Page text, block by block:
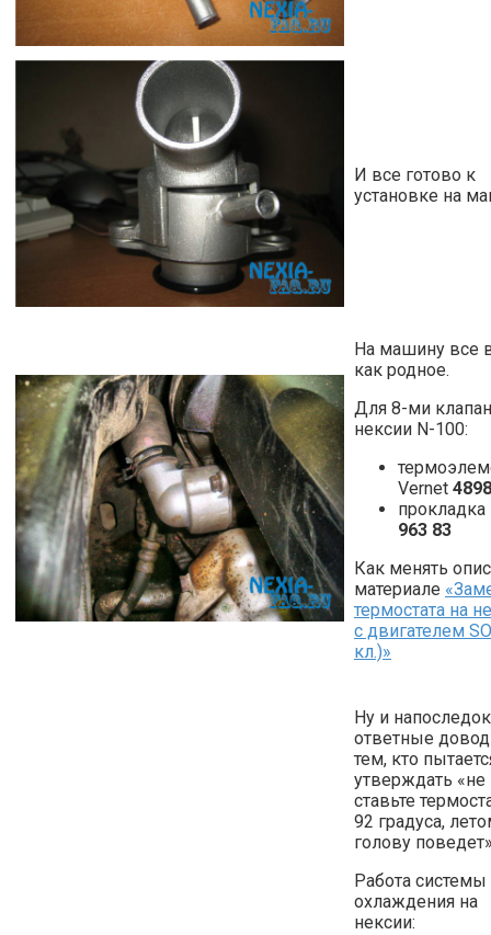
И все готово к
установке на
На машину все
как родное.
Для 8-ми
нексии N-100:
Vernet
прокладка
963 83
Как менять
материале
термостата на
с двигателем
кл.)»
Ну и напоследок
ответные
тем, кто
утверждать «не
ставьте
92 градуса,
голову
Работа системы
охлаждения на
нексии: